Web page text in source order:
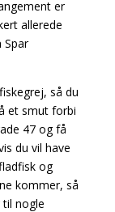
er
allerede
Spar
så du
et smut forbi
47 og få
du vil have
og
kommer, så
nogle